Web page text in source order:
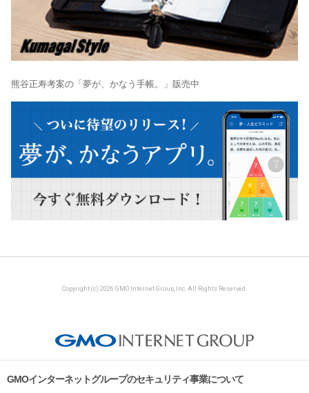
熊谷正寿考案の「夢が、かなう手帳。」販売中
Copyright (c) 2026 GMO Internet Group, Inc. All Rights Reserved.
GMOインターネットグループのセキュリティ事業について